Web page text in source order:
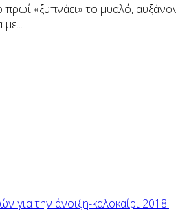
«ξυπνάει» το μυαλό,